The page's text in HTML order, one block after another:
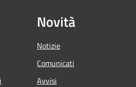
Novità
Notizie
Comunicati
Avvisi